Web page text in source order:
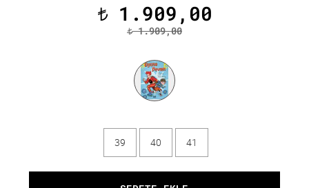
t1.909,00
t1.909,00
39 40 41